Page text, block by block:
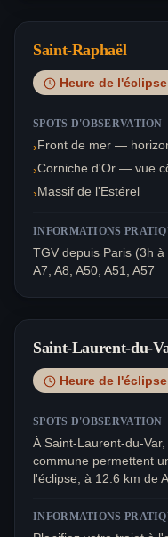
Saint-Raphaël
Heure de
SPOTS D'OBSERVATION
›Front de mer —
›Corniche d'Or — vue
›Massif de l'Estérel
INFORMATIONS
TGV depuis Paris (3h
A7, A8, A50, A51, A57
Saint-Laurent-du-
Heure de
SPOTS D'OBSERVATION
À Saint-Laurent-du-
commune permettent
l'éclipse, à 12.6 km de
INFORMATIONS